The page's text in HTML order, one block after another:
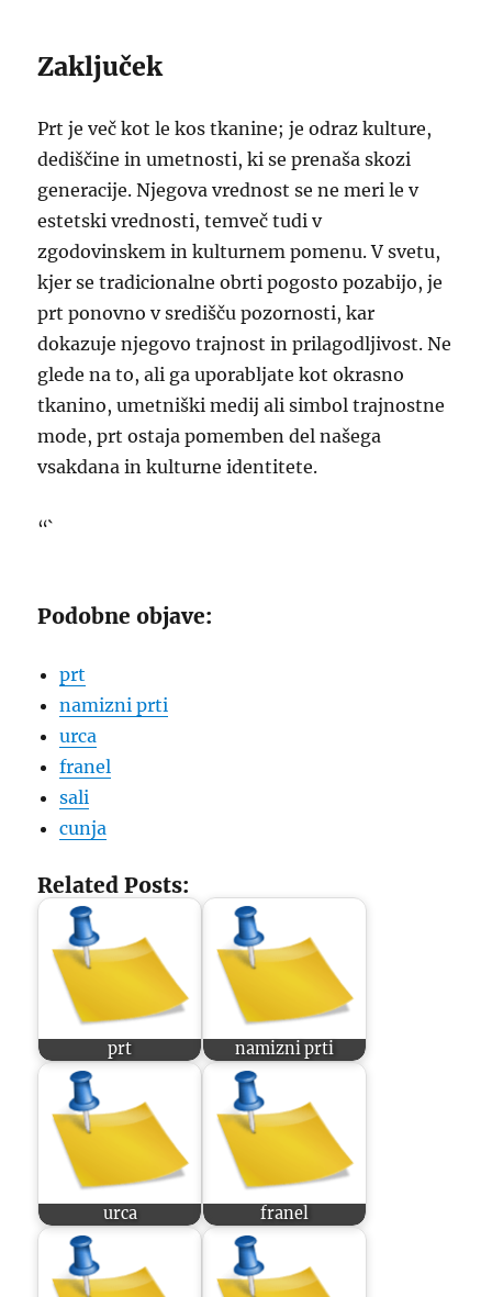
Zaključek
Prt je več kot le kos tkanine; je odraz kulture,
dediščine in umetnosti, ki se prenaša skozi
generacije. Njegova vrednost se ne meri le v
estetski vrednosti, temveč tudi v
zgodovinskem in kulturnem pomenu. V svetu,
kjer se tradicionalne obrti pogosto pozabijo, je
prt ponovno v središču pozornosti, kar
dokazuje njegovo trajnost in prilagodljivost. Ne
glede na to, ali ga uporabljate kot okrasno
tkanino, umetniški medij ali simbol trajnostne
mode, prt ostaja pomemben del našega
vsakdana in kulturne identitete.
“`
Podobne objave:
prt
namizni prti
urca
franel
sali
cunja
Related Posts:
prt namizni prti
urca franel